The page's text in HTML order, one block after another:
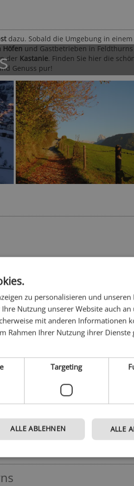
dazu. Sobald die Umgebung in einem
und Gastbetrieben in Feldthurns
der Kastanie. Finden Sie hier die
Genuss pur!
vinum-natur-
wird Erholung
in unserem Wellnessbereich und
Homepage
Bewertungen
****S
Meran und Umgebung - St.
ab122,50 CHF ab
EUR
22-mal gebucht ★★★★☆
zu personalisieren und unseren
Nutzung unserer Website auch an
mit anderen Informationen
Rahmen Ihrer Nutzung ihrer Dienste
Targeting
ALLE
ALLE ABLEHNEN